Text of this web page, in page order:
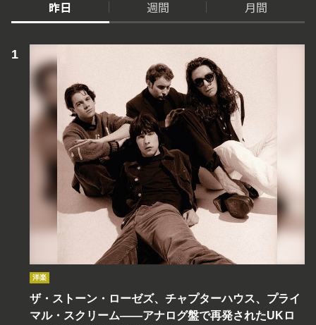
昨日 週間 月間
洋楽
ザ・ストーン・ローゼズ、チャプターハウス、プライ
マル・スクリーム――アナログ盤で再発されたUKロ